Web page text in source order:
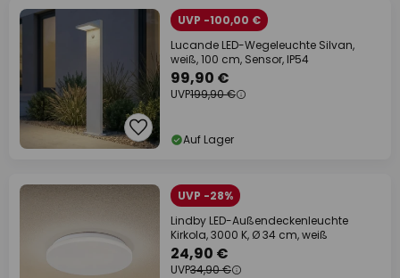
UVP -100,00 €
Lucande LED-Wegeleuchte Silvan,
weiß, 100 cm, Sensor, IP54
99,90 €
UVP199,90 €
Auf Lager
UVP -28%
Lindby LED-Außendeckenleuchte
Kirkola, 3000 K, Ø 34 cm, weiß
24,90 €
UVP34,90 €